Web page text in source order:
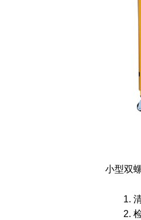
小型双